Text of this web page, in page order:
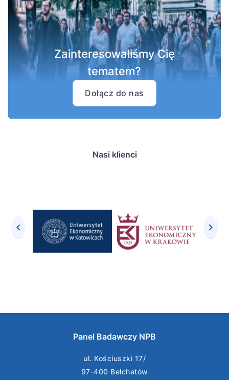
Zainteresowaliśmy Cię
tematem?
Dołącz do nas
Nasi klienci
Panel Badawczy NPB
ul. Kościuszki 17/
97-400 Bełchatów